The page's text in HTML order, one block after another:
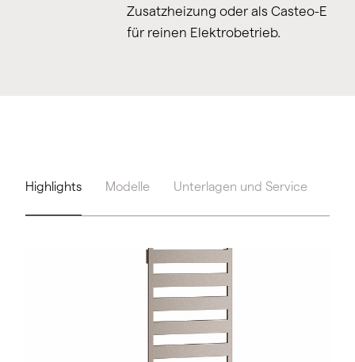
Zusatzheizung oder als Casteo-E
für reinen Elektrobetrieb.
Highlights Modelle Unterlagen und Service